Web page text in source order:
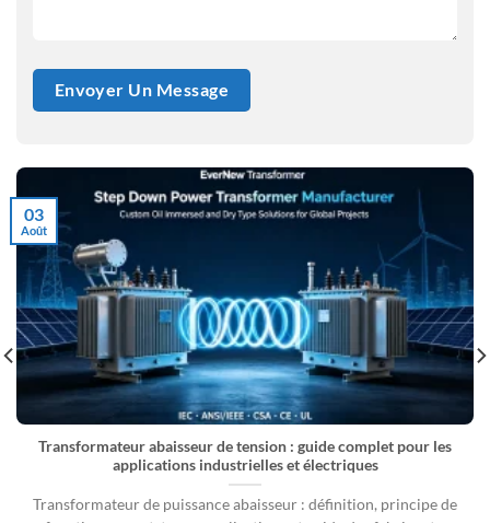
Transformateur abaisseur de tension : guide complet pour les
applications industrielles et électriques
Transformateur de puissance abaisseur : définition, principe de
03
Août